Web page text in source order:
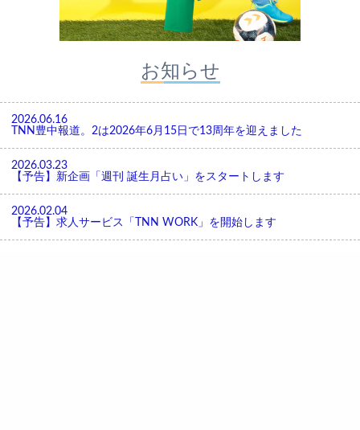
お知らせ
2026.06.16
TNN豊中報道。2は2026年6月15日で13周年を迎えました
2026.03.23
【予告】新企画「週刊 誕生月占い」をスタートします
2026.02.04
【予告】求人サービス「TNN WORK」を開始します